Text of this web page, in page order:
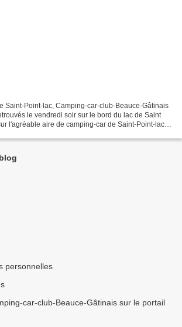
Saint-Point-lac, Camping-car-club-Beauce-Gâtinais
le vendredi soir sur le bord du lac de Saint
l'agréable aire de camping-car de Saint-Point-lac.
personnelles
car-club-Beauce-Gâtinais sur le portail